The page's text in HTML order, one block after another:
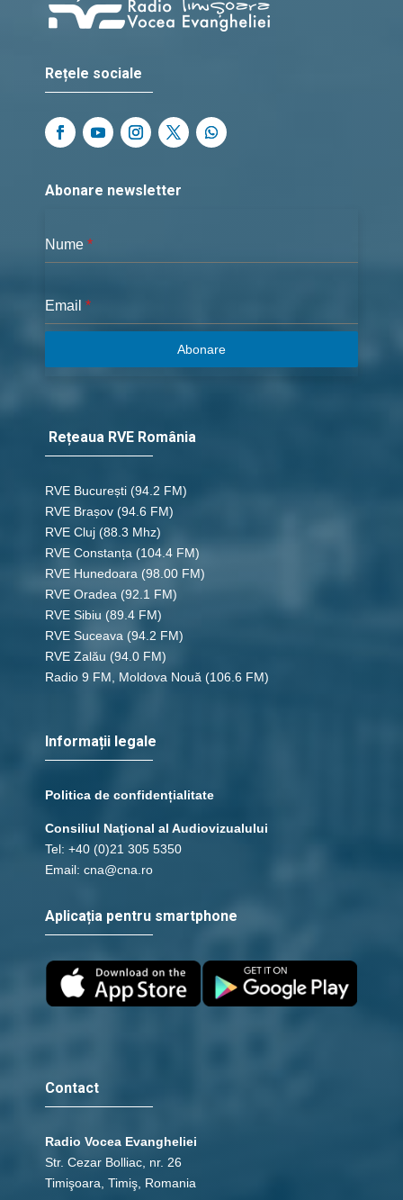
Rețele sociale
Abonare newsletter
Nume *
Email *
Abonare
Rețeaua RVE România
RVE București (94.2 FM)
RVE Brașov (94.6 FM)
RVE Cluj (88.3 Mhz)
RVE Constanța (104.4 FM)
RVE Hunedoara (98.00 FM)
RVE Oradea (92.1 FM)
RVE Sibiu (89.4 FM)
RVE Suceava (94.2 FM)
RVE Zalău (94.0 FM)
Radio 9 FM, Moldova Nouă (106.6 FM)
Informații legale
Politica de confidențialitate
Consiliul Naţional al Audiovizualului
Tel: +40 (0)21 305 5350
Email: cna@cna.ro
Aplicația pentru smartphone
Contact
Radio Vocea Evangheliei
Str. Cezar Bolliac, nr. 26
Timişoara, Timiş, Romania